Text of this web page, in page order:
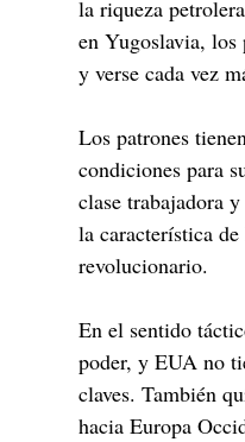
la riqueza
en Yugoslavia, los
y verse cada vez
Los patrones
condiciones para
clase trabajadora
la característica
revolucionario.
En el sentido
poder, y EUA no
claves. También
hacia Europa